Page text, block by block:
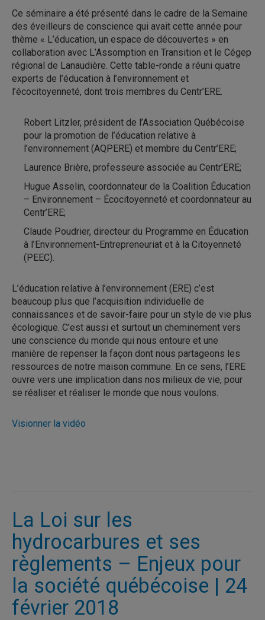
Ce séminaire a été présenté dans le cadre de la Semaine
des éveilleurs de conscience qui avait cette année pour
thème « L’éducation, un espace de découvertes » en
collaboration avec L’Assomption en Transition et le Cégep
régional de Lanaudière. Cette table-ronde a réuni quatre
experts de l’éducation à l’environnement et
l’écocitoyenneté, dont trois membres du Centr’ERE.
Robert Litzler, président de l’Association Québécoise
pour la promotion de l’éducation relative à
l’environnement (AQPERE) et membre du Centr’ERE;
Laurence Brière, professeure associée au Centr’ERE;
Hugue Asselin, coordonnateur de la Coalition Éducation
– Environnement – Écocitoyenneté et coordonnateur au
Centr’ERE;
Claude Poudrier, directeur du Programme en Éducation
à l’Environnement-Entrepreneuriat et à la Citoyenneté
(PEEC).
L’éducation relative à l’environnement (ERE) c’est
beaucoup plus que l’acquisition individuelle de
connaissances et de savoir-faire pour un style de vie plus
écologique. C’est aussi et surtout un cheminement vers
une conscience du monde qui nous entoure et une
manière de repenser la façon dont nous partageons les
ressources de notre maison commune. En ce sens, l’ERE
ouvre vers une implication dans nos milieux de vie, pour
se réaliser et réaliser le monde que nous voulons.
Visionner la vidéo
La Loi sur les
hydrocarbures et ses
règlements – Enjeux pour
la société québécoise | 24
février 2018